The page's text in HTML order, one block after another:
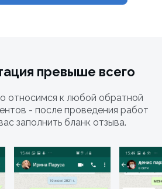
превыше всего
относимся к любой обратной
- после проведения работ
заполнить бланк отзыва.